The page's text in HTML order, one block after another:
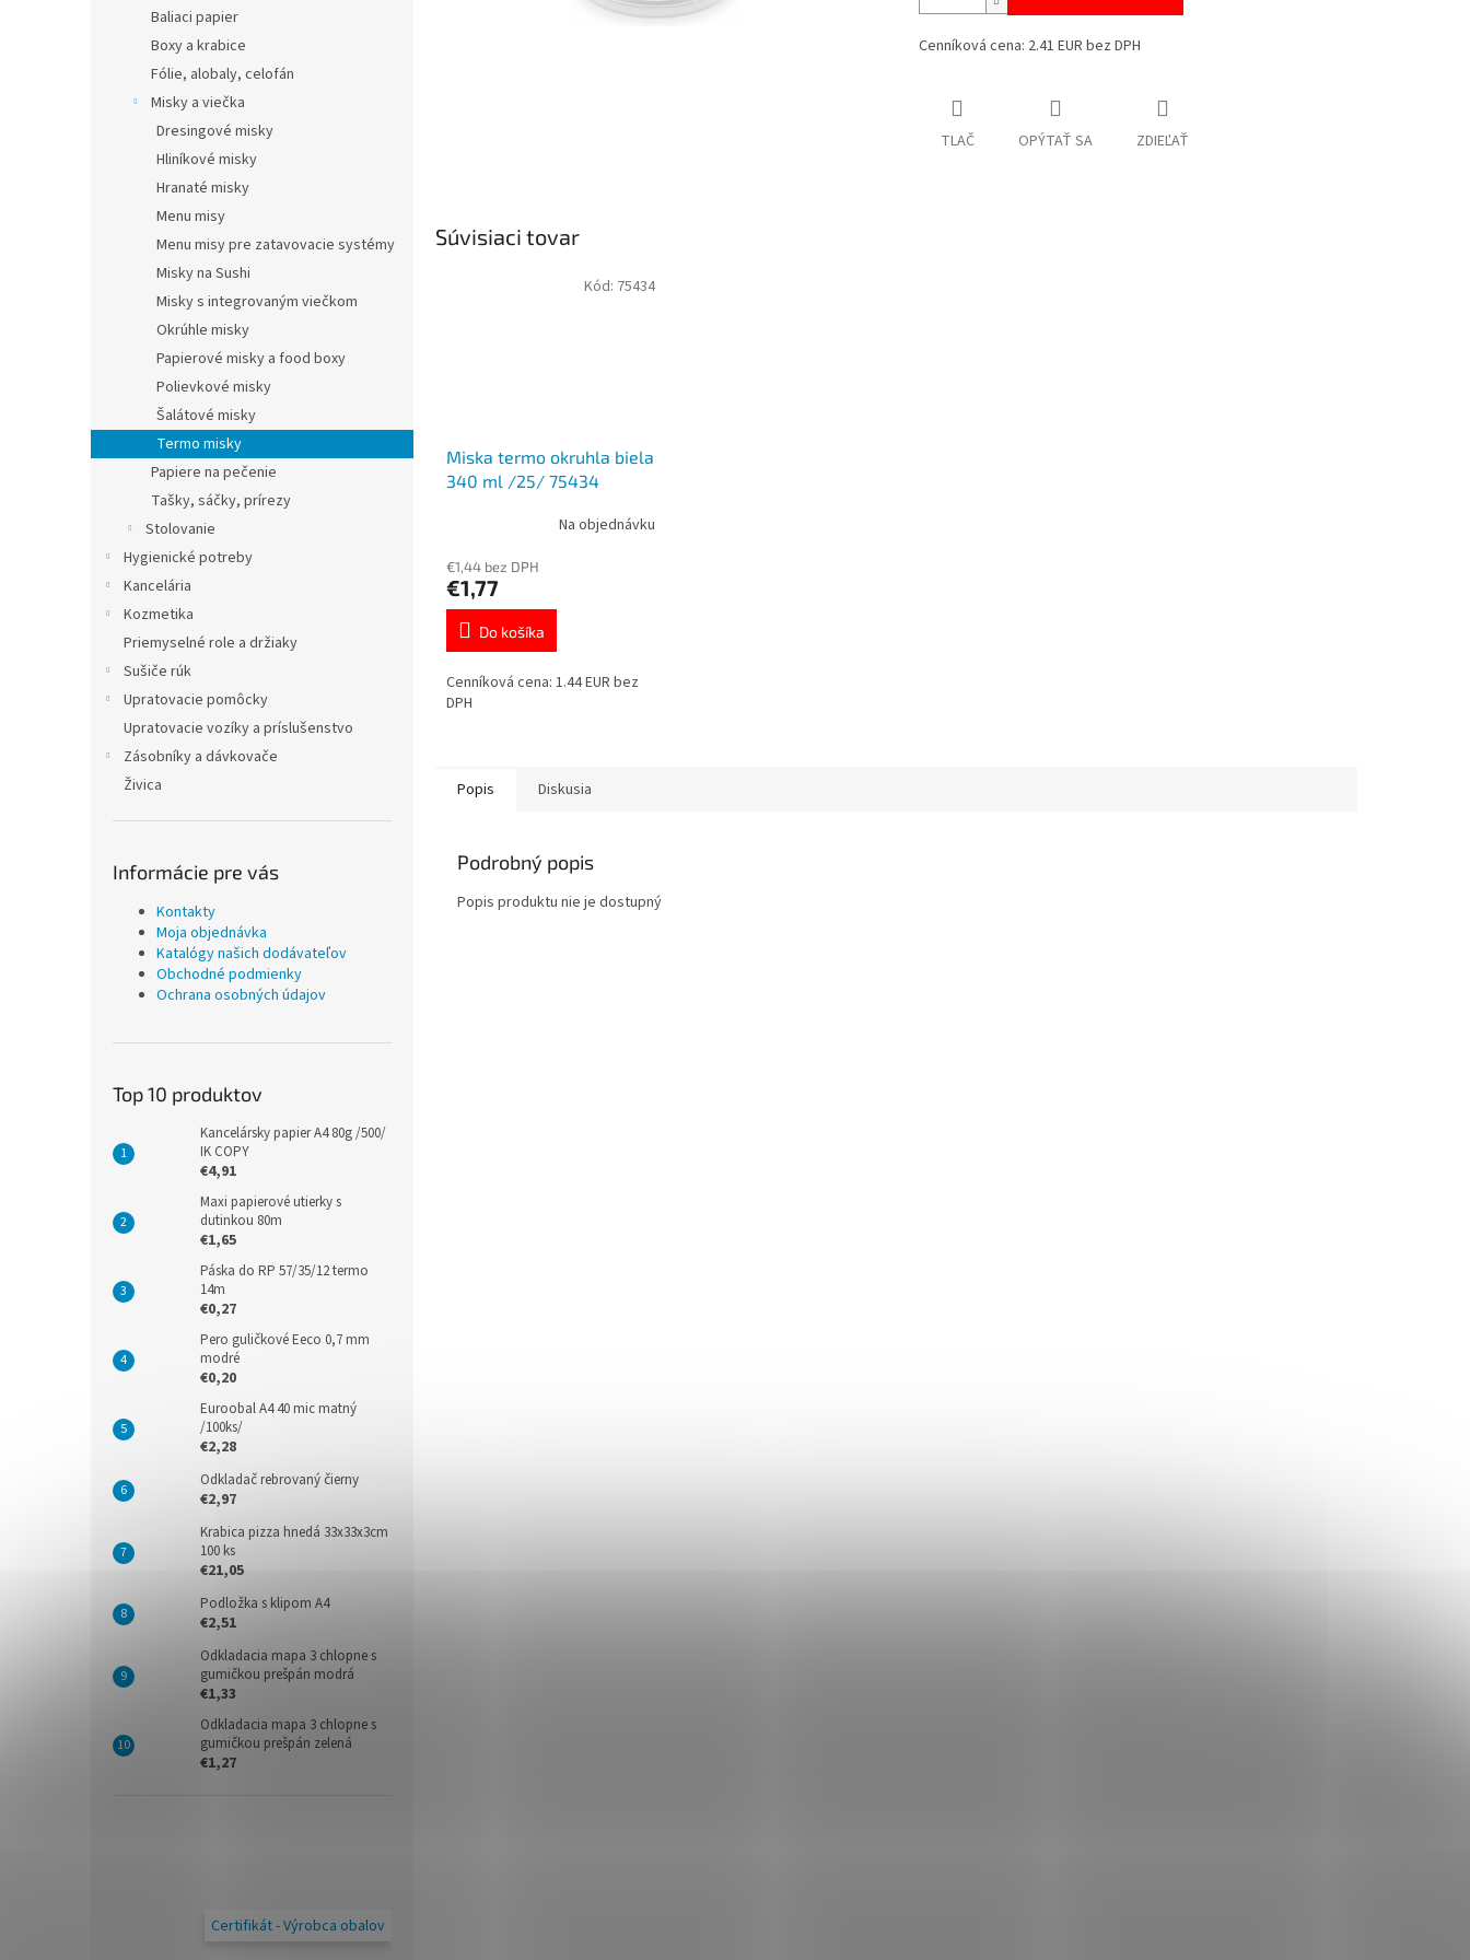
Baliaci papier
Boxy a krabice
Fólie, alobaly, celofán
Misky a viečka
Dresingové misky
Hliníkové misky
Hranaté misky
Menu misy
Menu misy pre zatavovacie systémy
Misky na Sushi
Misky s integrovaným viečkom
Okrúhle misky
Papierové misky a food boxy
Polievkové misky
Šalátové misky
Termo misky
Papiere na pečenie
Tašky, sáčky, prírezy
Stolovanie
Hygienické potreby
Kancelária
Kozmetika
Priemyselné role a držiaky
Sušiče rúk
Upratovacie pomôcky
Upratovacie vozíky a príslušenstvo
Zásobníky a dávkovače
Živica
Informácie pre vás
Kontakty
Moja objednávka
Katalógy našich dodávateľov
Obchodné podmienky
Ochrana osobných údajov
Top 10 produktov
Kancelársky papier A4 80g /500/
IK COPY
€4,91
Maxi papierové utierky s
dutinkou 80m
€1,65
Páska do RP 57/35/12 termo
14m
€0,27
Pero guličkové Eeco 0,7 mm
modré
€0,20
Euroobal A4 40 mic matný
/100ks/
€2,28
Odkladač rebrovaný čierny
€2,97
Krabica pizza hnedá 33x33x3cm
100 ks
€21,05
Podložka s klipom A4
€2,51
Odkladacia mapa 3 chlopne s
gumičkou prešpán modrá
€1,33
Odkladacia mapa 3 chlopne s
gumičkou prešpán zelená
€1,27
Certifikát - Výrobca obalov
Cenníková cena: 2.41 EUR bez DPH
TLAČ OPÝTAŤ SA ZDIEĽAŤ
Súvisiaci tovar
Miska termo okruhla biela
340 ml /25/ 75434
Na objednávku
€1,44 bez DPH
€1,77
Do košíka
Cenníková cena: 1.44 EUR bez
DPH
Kód: 75434
Popis Diskusia
Podrobný popis
Popis produktu nie je dostupný